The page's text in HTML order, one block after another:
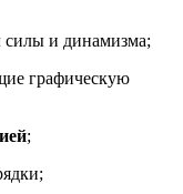
и динамизма;
графическую
;